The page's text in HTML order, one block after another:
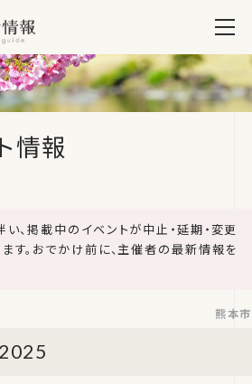
情報
い、掲載中のイベントが中止・延期・変更
す。おでかけ前に、主催者の最新情報を
熊本市